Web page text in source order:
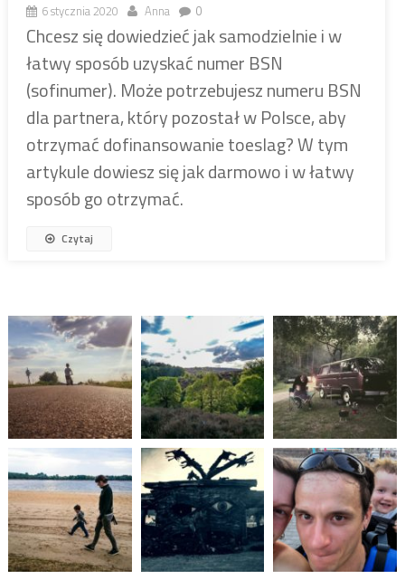
6 stycznia 2020 Anna 0
Chcesz się dowiedzieć jak samodzielnie i w
łatwy sposób uzyskać numer BSN
(sofinumer). Może potrzebujesz numeru BSN
dla partnera, który pozostał w Polsce, aby
otrzymać dofinansowanie toeslag? W tym
artykule dowiesz się jak darmowo i w łatwy
sposób go otrzymać.
Czytaj